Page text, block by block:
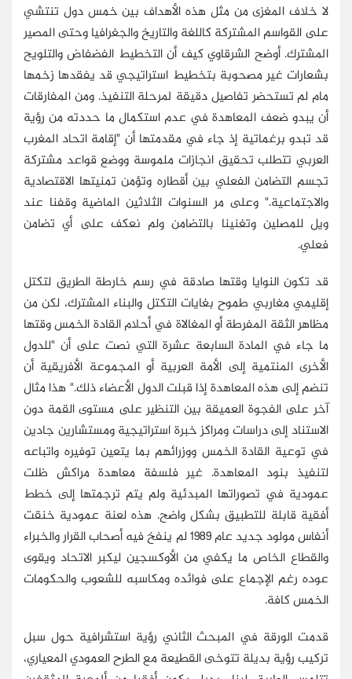
لا خلاف المغزى من مثل هذه الأهداف بين خمس دول تنتشي
على القواسم المشتركة كاللغة والتاريخ والجغرافيا وحتى المصير
المشترك. أوضح الشرقاوي كيف أن التخطيط الفضفاض والتلويح
بشعارات غير مصحوبة بتخطيط استراتيجي قد يفقدها زخمها
مام لم تستحضر تفاصيل دقيقة لمرحلة التنفيذ. ومن المفارقات
أن يبدو ضعف المعاهدة في عدم استكمال ما حددته من رؤية
قد تبدو برغماتية إذ جاء في مقدمتها أن "إقامة اتحاد المغرب
العربي تتطلب تحقيق انجازات ملموسة ووضع قواعد مشتركة
تجسم التضامن الفعلي بين أقطاره وتؤمن تمنيتها الاقتصادية
والاجتماعية." وعلى مر السنوات الثلاثين الماضية وقفنا عند
ويل للمصلين وتغنينا بالتضامن ولم نعكف على أي تضامن
فعلي.
قد تكون النوايا وقتها صادقة في رسم خارطة الطريق لتكتل
إقليمي مغاربي طموح بغايات التكتل والبناء المشترك، لكن من
مظاهر الثقة المفرطة أو المغالاة في أحلام القادة الخمس وقتها
ما جاء في المادة السابعة عشرة التي نصت على أن "للدول
الأخرى المنتمية إلى الأمة العربية أو المجموعة الأفريقية أن
تنضم إلى هذه المعاهدة إذا قبلت الدول الأعضاء ذلك." هذا مثال
آخر على الفجوة العميقة بين التنظير على مستوى القمة دون
الاستناد إلى دراسات ومراكز خبرة استراتيجية ومستشارين جادين
في توعية القادة الخمس ووزرائهم بما يتعين توفيره واتباعه
لتنفيذ بنود المعاهدة. غير فلسفة معاهدة مراكش ظلت
عمودية في تصوراتها المبدئية ولم يتم ترجمتها إلى خطط
أفقية قابلة للتطبيق بشكل واضح. هذه لعنة عمودية خنقت
أنفاس مولود جديد عام 1989 لم ينفخ فيه أصحاب القرار والخبراء
والقطاع الخاص ما يكفي من الأوكسجين ليكبر الاتحاد ويقوى
عوده رغم الإجماع على فوائده ومكاسبه للشعوب والحكومات
الخمس كافة.
قدمت الورقة في المبحث الثاني رؤية استشرافية حول سبل
تركيب رؤية بديلة تتوخى القطيعة مع الطرح العمودي المعياري،